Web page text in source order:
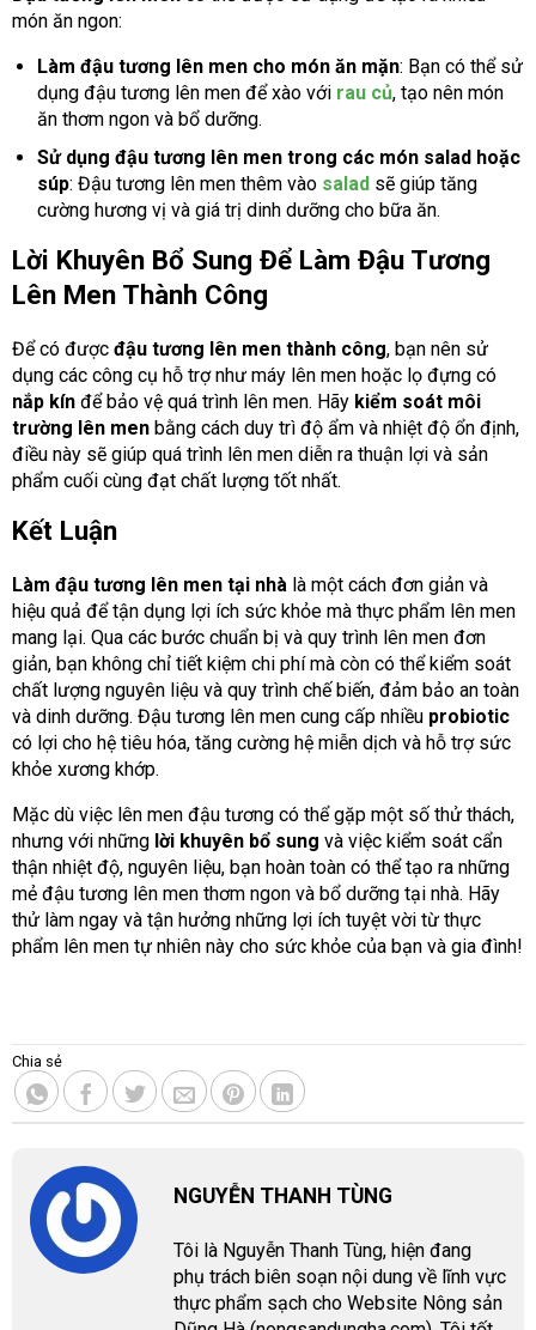
món ăn ngon:
Làm đậu tương lên men cho món ăn mặn: Bạn có thể sử
dụng đậu tương lên men để xào với rau củ, tạo nên món
ăn thơm ngon và bổ dưỡng.
Sử dụng đậu tương lên men trong các món salad hoặc
súp: Đậu tương lên men thêm vào saladsẽ giúp tăng
cường hương vị và giá trị dinh dưỡng cho bữa ăn.
Lời Khuyên Bổ Sung Để Làm Đậu Tương
Lên Men Thành Công
Để có được đậu tương lên men thành công, bạn nên sử
dụng các công cụ hỗ trợ như máy lên men hoặc lọ đựng có
nắp kín để bảo vệ quá trình lên men. Hãy kiểm soát môi
trường lên men bằng cách duy trì độ ẩm và nhiệt độ ổn định,
điều này sẽ giúp quá trình lên men diễn ra thuận lợi và sản
phẩm cuối cùng đạt chất lượng tốt nhất.
Kết Luận
Làm đậu tương lên men tại nhà là một cách đơn giản và
hiệu quả để tận dụng lợi ích sức khỏe mà thực phẩm lên men
mang lại. Qua các bước chuẩn bị và quy trình lên men đơn
giản, bạn không chỉ tiết kiệm chi phí mà còn có thể kiểm soát
chất lượng nguyên liệu và quy trình chế biến, đảm bảo an toàn
và dinh dưỡng. Đậu tương lên men cung cấp nhiều probiotic
có lợi cho hệ tiêu hóa, tăng cường hệ miễn dịch và hỗ trợ sức
khỏe xương khớp.
Mặc dù việc lên men đậu tương có thể gặp một số thử thách,
nhưng với những lời khuyên bổ sung và việc kiểm soát cẩn
thận nhiệt độ, nguyên liệu, bạn hoàn toàn có thể tạo ra những
mẻ đậu tương lên men thơm ngon và bổ dưỡng tại nhà. Hãy
thử làm ngay và tận hưởng những lợi ích tuyệt vời từ thực
phẩm lên men tự nhiên này cho sức khỏe của bạn và gia đình!
Chia sẻ
NGUYỄN THANH TÙNG
Tôi là Nguyễn Thanh Tùng, hiện đang
phụ trách biên soạn nội dung về lĩnh vực
thực phẩm sạch cho Website Nông sản